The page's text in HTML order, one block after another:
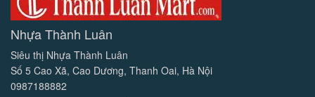
Nhựa Thành Luân
Siêu thị Nhựa Thành Luân
Số 5 Cao Xã, Cao Dương, Thanh Oai, Hà Nội
0987188882